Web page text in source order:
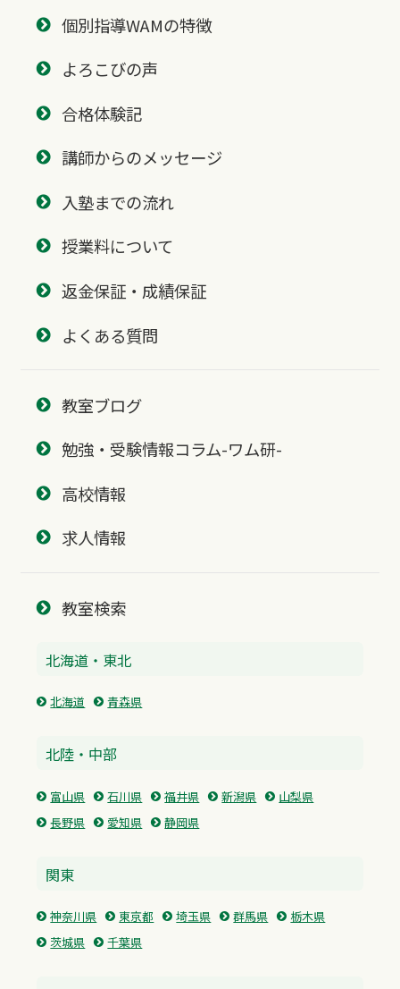
個別指導WAMの特徴
よろこびの声
合格体験記
講師からのメッセージ
入塾までの流れ
授業料について
返金保証・成績保証
よくある質問
教室ブログ
勉強・受験情報コラム-ワム研-
高校情報
求人情報
教室検索
北海道・東北
北海道 青森県
北陸・中部
富山県 石川県 福井県 新潟県
山梨県
長野県
愛知県 静岡県
関東
神奈川県 東京都 埼玉県 群馬県
栃木県
茨城県
千葉県